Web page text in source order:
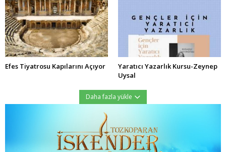
Efes Tiyatrosu Kapılarını Açıyor
Yaratıcı Yazarlık Kursu-Zeynep
Uysal
Daha fazla yükle